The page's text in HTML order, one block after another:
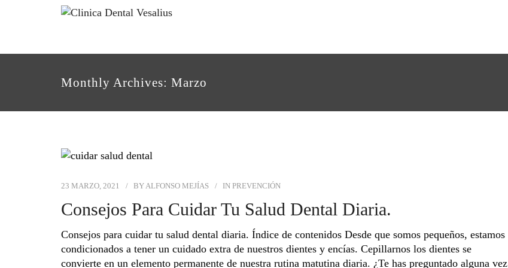
Monthly Archives: Marzo
23 MARZO, 2021 BY ALFONSO MEJÍAS IN PREVENCIÓN
Consejos Para Cuidar Tu Salud Dental Diaria.
Consejos para cuidar tu salud dental diaria. Índice de contenidos Desde que somos pequeños, estamos
condicionados a tener un cuidado extra de nuestros dientes y encías. Cepillarnos los dientes se
convierte en un elemento permanente de nuestra rutina matutina diaria. ¿Te has preguntado alguna vez